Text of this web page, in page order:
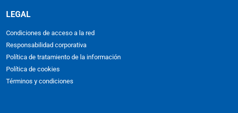
LEGAL
Condiciones de acceso a la red
Responsabilidad corporativa
Política de tratamiento de la información
Política de cookies
Términos y condiciones